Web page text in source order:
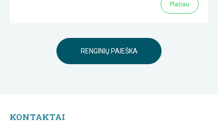
Plačiau
RENGINIŲ PAIEŠKA
KONTAKTAI